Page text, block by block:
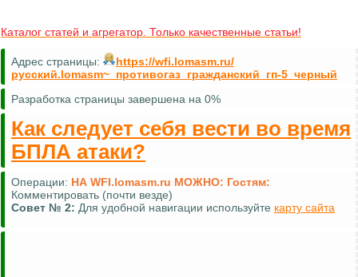
Каталог статей и агрегатор. Только качественные статьи!
Адрес страницы:
https://wfi.lomasm.ru/
русский.lomasm~_противогаз_гражданский_гп-5_черный
Разработка страницы завершена на 0%
Как следует себя вести во время
БПЛА атаки?
Операции: НА WFI.lomasm.ru МОЖНО: Гостям:
Комментировать (почти везде)
Совет № 2: Для удобной навигации используйте карту сайта